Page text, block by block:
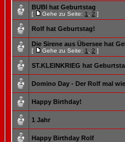
BUBI hat Geburtstag
[ Gehe zu Seite: 1 2 ]
Rolf hat Geburtstag!
Die Sirene aus Übersee hat
[ Gehe zu Seite: 1 2 ]
ST.KLEINKRIEG hat
Domino Day - Der Rolf mal
Happy Birthday!
1 Jahr
Happy Birthday Rolf